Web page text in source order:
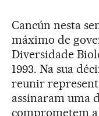
Cancún nesta
máximo de
Diversidade
1993. Na sua
reunir
assinaram uma
comprometem